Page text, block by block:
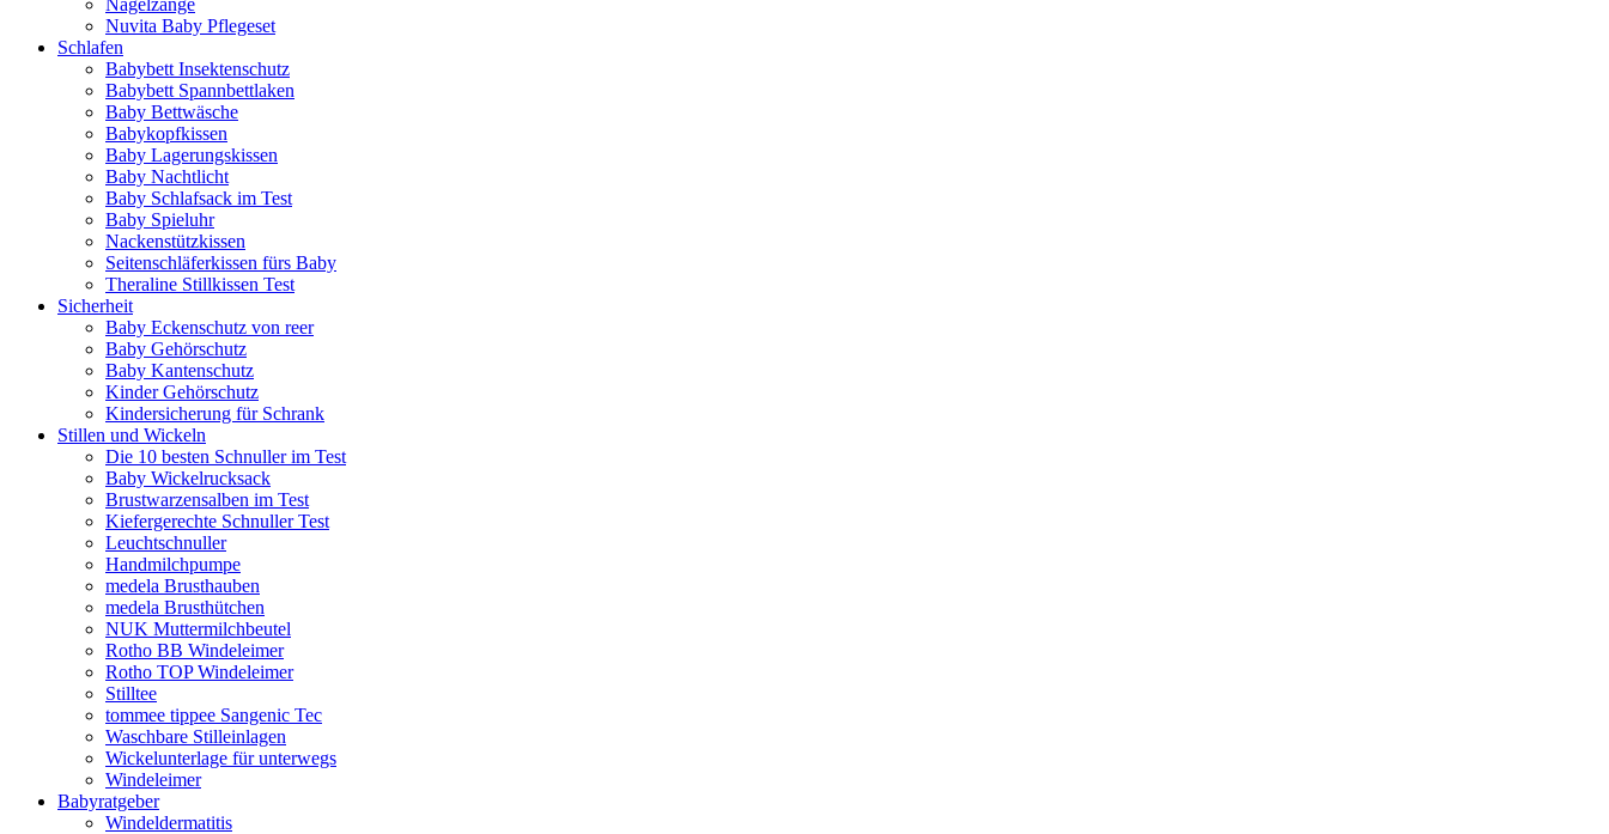
Nagelzange
Nuvita Baby Pflegeset
Schlafen
Babybett Insektenschutz
Babybett Spannbettlaken
Baby Bettwäsche
Babykopfkissen
Baby Lagerungskissen
Baby Nachtlicht
Baby Schlafsack im Test
Baby Spieluhr
Nackenstützkissen
Seitenschläferkissen fürs Baby
Theraline Stillkissen Test
Sicherheit
Baby Eckenschutz von reer
Baby Gehörschutz
Baby Kantenschutz
Kinder Gehörschutz
Kindersicherung für Schrank
Stillen und Wickeln
Die 10 besten Schnuller im Test
Baby Wickelrucksack
Brustwarzensalben im Test
Kiefergerechte Schnuller Test
Leuchtschnuller
Handmilchpumpe
medela Brusthauben
medela Brusthütchen
NUK Muttermilchbeutel
Rotho BB Windeleimer
Rotho TOP Windeleimer
Stilltee
tommee tippee Sangenic Tec
Waschbare Stilleinlagen
Wickelunterlage für unterwegs
Windeleimer
Babyratgeber
Windeldermatitis